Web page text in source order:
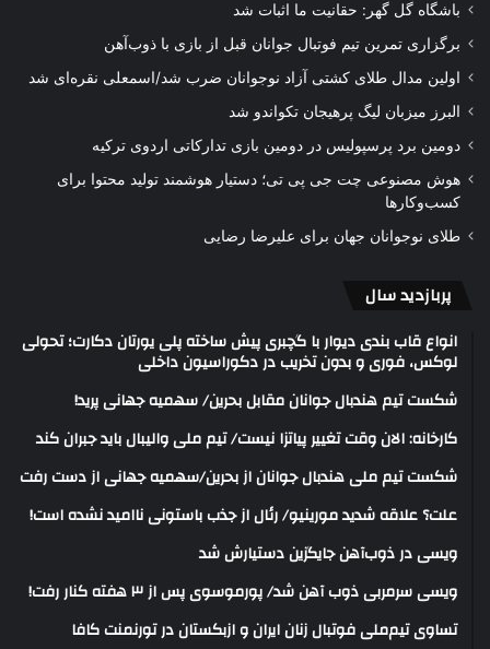
باشگاه گل گهر: حقانیت ما اثبات شد
برگزاری تمرین تیم فوتبال جوانان قبل از بازی با ذوب‌آهن
اولین مدال طلای کشتی آزاد نوجوانان ضرب شد/اسمعلی نقره‌ای شد
البرز میزبان لیگ پرهیجان تکواندو شد
دومین برد پرسپولیس در دومین بازی تدارکاتی اردوی ترکیه
هوش مصنوعی چت جی پی تی؛ دستیار هوشمند تولید محتوا برای
کسب‌وکارها
طلای نوجوانان جهان برای علیرضا رضایی
پربازدید سال
انواع قاب بندی دیوار با گچبری پیش ساخته پلی یورتان دکارت؛ تحولی
لوکس، فوری و بدون تخریب در دکوراسیون داخلی
شکست تیم هندبال جوانان مقابل بحرین/ سهمیه جهانی پرید!
کارخانه: الان وقت تغییر پیاتزا نیست/ تیم ملی والیبال باید جبران کند
شکست تیم ملی هندبال جوانان از بحرین/سهمیه جهانی از دست رفت
علت؟ علاقه شدید مورینیو/ رئال از جذب باستونی ناامید نشده است!
ویسی در ذوب‌آهن جایگزین دستیارش شد
ویسی سرمربی ذوب آهن شد/ پورموسوی پس از ۳ هفته کنار رفت!
تساوی تیم‌ملی فوتبال زنان ایران و ازبکستان در تورنمنت کافا